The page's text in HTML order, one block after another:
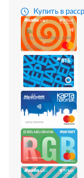
Купить в